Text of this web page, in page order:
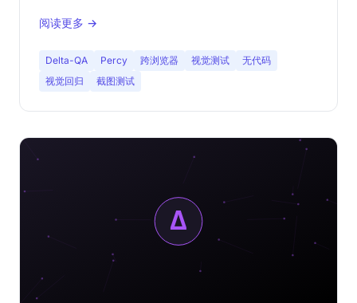
阅读更多 →
Delta-QA Percy 跨浏览器 视觉测试
无代码
视觉回归
截图测试